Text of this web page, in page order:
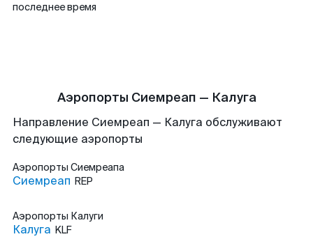
последнее время
Аэропорты Сиемреап — Калуга
Направление Сиемреап — Калуга обслуживают
следующие аэропорты
Аэропорты Сиемреапа
Сиемреап REP
Аэропорты Калуги
Калуга KLF